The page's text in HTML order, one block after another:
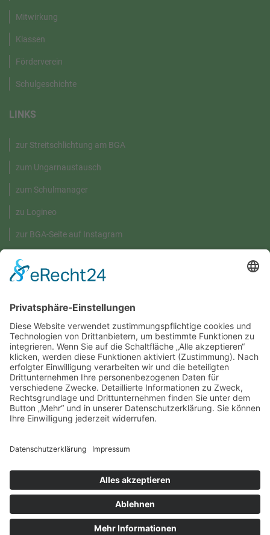
Mitwirkung
Klassen
Förderverein
Schulgeschichte
LINKS
zur Streitschlichtung am BGA
zum Ungarnaustausch
zum Schulmanager
zu Logineo
zur BGA-Seite auf Instagram
GRÜNE UMWELT-BOX